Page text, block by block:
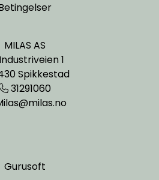
MILAS AS
Industriveien 1
Spikkestad
31291060
Gurusoft